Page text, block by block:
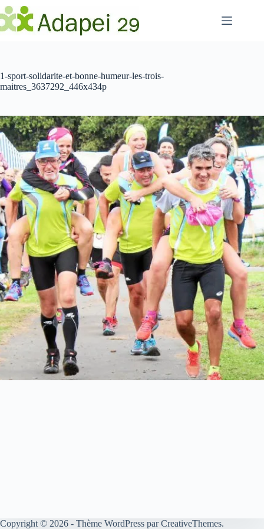
Passer
au
contenu
1-sport-solidarite-et-bonne-humeur-les-trois-
maitres_3637292_446x434p
Copyright © 2026 - Thème WordPress parCreativeThemes.